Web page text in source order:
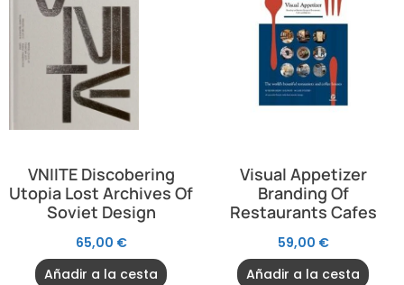
VNIITE Discobering
Utopia Lost Archives Of
Soviet Design
65,00 €
Añadir a la cesta
Visual Appetizer
Branding Of
Restaurants Cafes
59,00 €
Añadir a la cesta